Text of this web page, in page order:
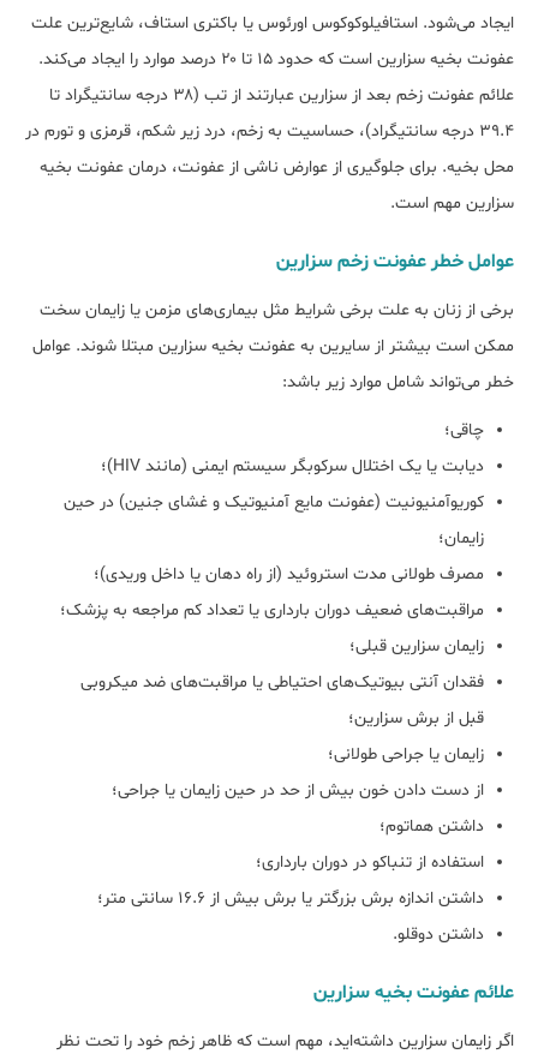
ایجاد می‌شود. استافیلوکوکوس اورئوس یا باکتری استاف، شایع‌ترین علت
عفونت بخیه سزارین است که حدود ۱۵ تا ۲۰ درصد موارد را ایجاد می‌کند.
علائم عفونت زخم بعد از سزارین عبارتند از تب (۳۸ درجه سانتیگراد تا
۳۹.۴ درجه سانتیگراد)، حساسیت به زخم، درد زیر شکم، قرمزی و تورم در
محل بخیه. برای جلوگیری از عوارض ناشی از عفونت، درمان عفونت بخیه
سزارین مهم است.
عوامل خطر عفونت زخم سزارین
برخی از زنان به علت برخی شرایط مثل بیماری‌های مزمن یا زایمان سخت
ممکن است بیشتر از سایرین به عفونت بخیه سزارین مبتلا ‌شوند. عوامل
خطر می‌تواند شامل موارد زیر باشد:
چاقی؛
دیابت یا یک اختلال سرکوبگر سیستم ایمنی (مانند HIV)؛
کوریوآمنیونیت (عفونت مایع آمنیوتیک و غشای جنین) در حین
زایمان؛
مصرف طولانی مدت استروئید (از راه دهان یا داخل وریدی)؛
مراقبت‌های ضعیف دوران بارداری یا تعداد کم مراجعه به پزشک؛
زایمان سزارین قبلی؛
فقدان آنتی بیوتیک‌های احتیاطی یا مراقبت‌های ضد میکروبی
قبل از برش سزارین؛
زایمان یا جراحی طولانی؛
از دست دادن خون بیش از حد در حین زایمان یا جراحی؛
داشتن هماتوم؛
استفاده از تنباکو در دوران بارداری؛
داشتن اندازه برش بزرگتر یا برش بیش از ۱۶.۶ سانتی متر؛
داشتن دوقلو.
علائم عفونت بخیه سزارین
اگر زایمان سزارین داشته‌اید، مهم است که ظاهر زخم خود را تحت نظر